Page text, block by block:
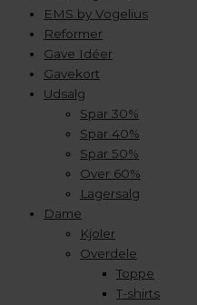
EMS by Vogelius
Reformer
Gave Idéer
Gavekort
Udsalg
Spar 30%
Spar 40%
Spar 50%
Over 60%
Lagersalg
Dame
Kjoler
Overdele
Toppe
T-shirts